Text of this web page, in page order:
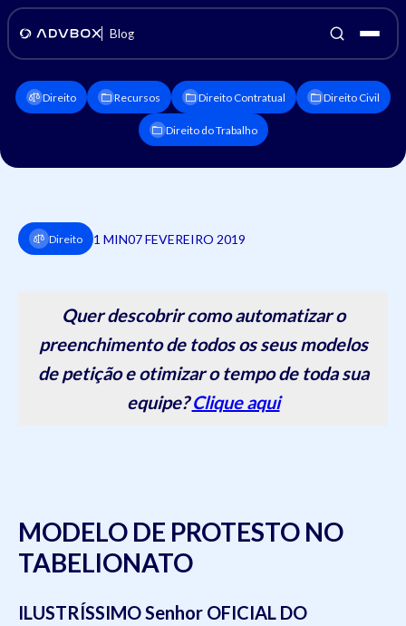
Blog
Direito Recursos Direito Contratual Direito Civil
Direito do Trabalho
Direito 1 MIN07 FEVEREIRO 2019
Quer descobrir como automatizar o
preenchimento de todos os seus modelos
de petição e otimizar o tempo de toda sua
equipe?Clique aqui
MODELO DE PROTESTO NO
TABELIONATO
ILUSTRÍSSIMO Senhor OFICIAL DO